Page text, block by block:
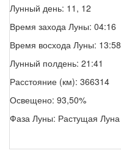
Лунный день: 11, 12
Время захода Луны: 04:16
Время восхода Луны: 13:58
Лунный полдень: 21:41
Расстояние (км): 366314
Освещено: 93,50%
Фаза Луны: Растущая Луна